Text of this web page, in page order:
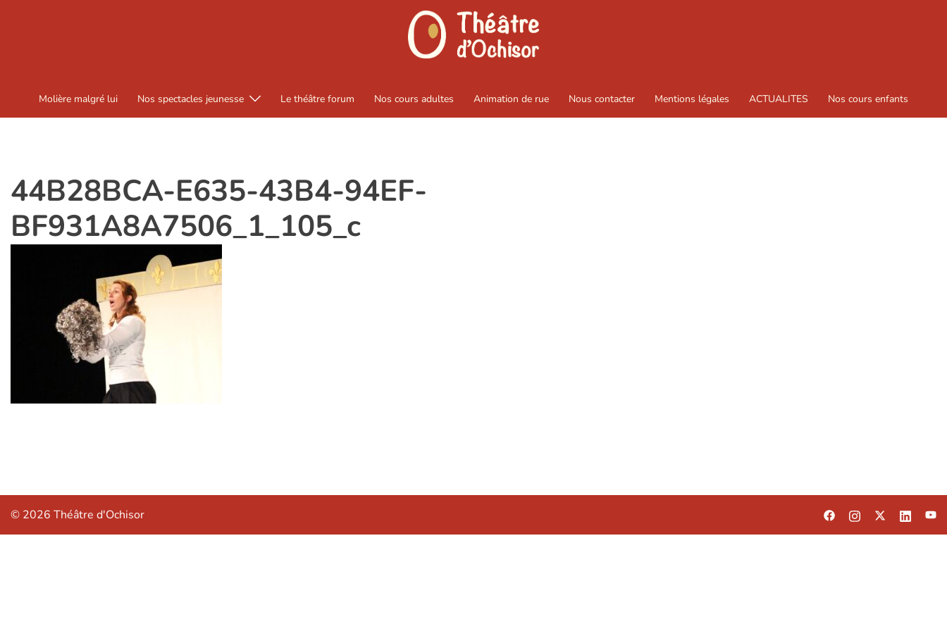
Molière malgré lui Nos spectacles jeunesse Le théâtre forum Nos cours adultes Animation de rue Nous contacter Mentions légales ACTUALITES Nos cours enfants
44B28BCA-E635-43B4-94EF-
BF931A8A7506_1_105_c
© 2026 Théâtre d'Ochisor